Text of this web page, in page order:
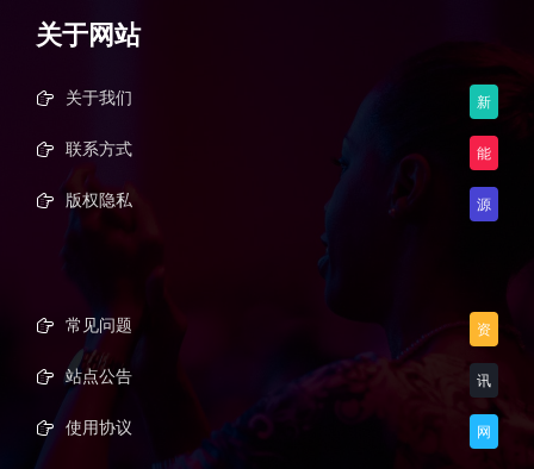
关于网站
关于我们 新
联系方式 能
版权隐私 源
常见问题 资
站点公告 讯
使用协议 网